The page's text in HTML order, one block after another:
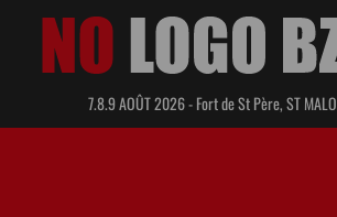
7.8.9 AOÛT 2026 - Fort de St Père, ST MALO